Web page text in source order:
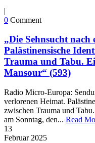
|
0 Comment
„Die Sehnsucht
Palästinensische
Trauma und Tabu.
Mansour“ (593)
Radio Micro-Europa:
verlorenen Heimat.
zwischen Trauma und
am Sonntag, den... Read
13
Februar 2025